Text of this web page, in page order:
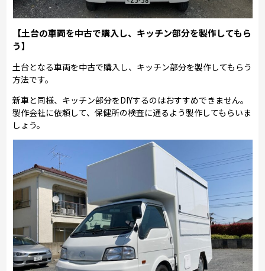
【土台の車両を中古で購入し、キッチン部分を製作してもら
う】
土台となる車両を中古で購入し、キッチン部分を製作してもらう
方法です。
新車と同様、キッチン部分をDIYするのはおすすめできません。
製作会社に依頼して、保健所の検査に通るよう製作してもらいま
しょう。